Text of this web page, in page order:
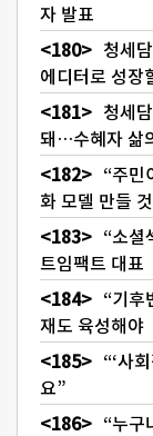
자 발표
청세
에디터로 성장
청세
돼…수혜자 삶
“주민
화 모델 만들
“소셜
트임팩트 대표
“기후
재도 육성해야
“‘사
요”
“누구